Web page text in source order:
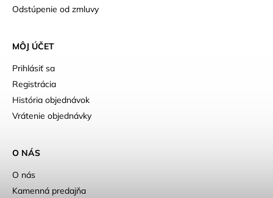
Odstúpenie od zmluvy
MÔJ ÚČET
Prihlásiť sa
Registrácia
História objednávok
Vrátenie objednávky
O NÁS
O nás
Kamenná predajňa